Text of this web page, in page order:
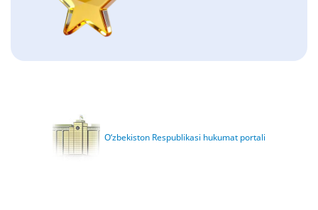
O‘zbekiston Respublikasi hukumat portali